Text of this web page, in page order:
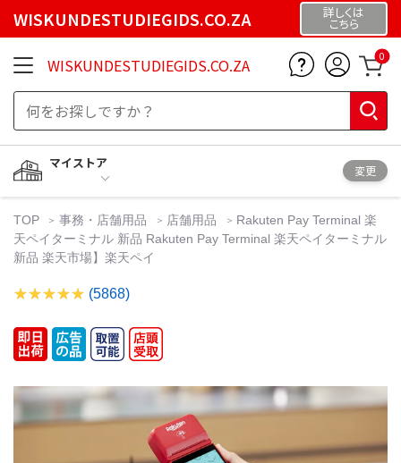
WISKUNDESTUDIEGIDS.CO.ZA 詳しくは
こちら
WISKUNDESTUDIEGIDS.CO.ZA 0
マイストア
変更
TOP 事務・店舗用品 店舗用品
Rakuten Pay Terminal 楽
天ペイターミナル 新品 Rakuten Pay Terminal 楽天ペイターミナル
新品 楽天市場】楽天ペイ
(5868)